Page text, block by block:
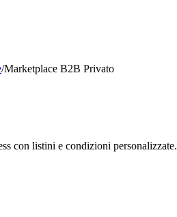
/Marketplace B2B Privato
con listini e condizioni personalizzate.